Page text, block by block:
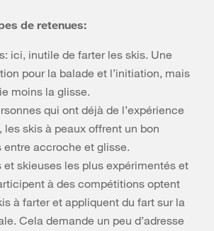
de retenues:
ici, inutile de farter les skis. Une
pour la balade et l’initiation, mais
moins la glisse.
qui ont déjà de l’expérience
les skis à peaux offrent un bon
entre accroche et glisse.
et skieuses les plus expérimentés et
à des compétitions optent
à farter et appliquent du fart sur la
Cela demande un peu d’adresse